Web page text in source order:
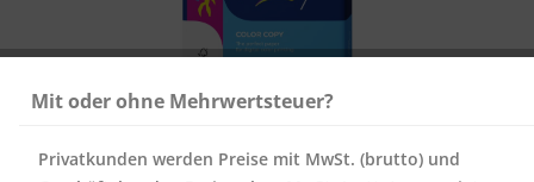
Mit oder ohne Mehrwertsteuer?
Privatkunden werden Preise mit MwSt. (brutto) und